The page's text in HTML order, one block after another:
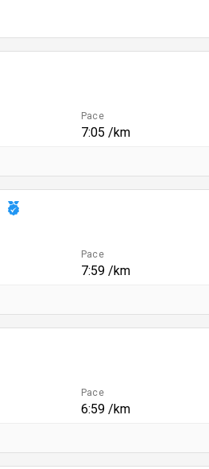
Pace
7:05 /km
Pace
7:59 /km
Pace
6:59 /km